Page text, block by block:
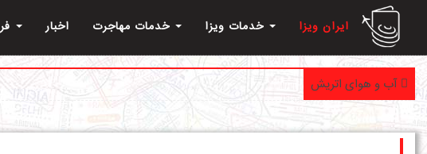
ایران ویزا اخبار